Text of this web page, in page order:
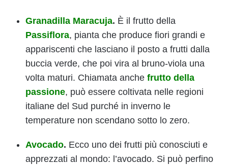
Granadilla Maracuja. È il frutto della
Passiflora, pianta che produce fiori grandi e
appariscenti che lasciano il posto a frutti dalla
buccia verde, che poi vira al bruno-viola una
volta maturi. Chiamata anche frutto della
passione, può essere coltivata nelle regioni
italiane del Sud purché in inverno le
temperature non scendano sotto lo zero.
Avocado. Ecco uno dei frutti più conosciuti e
apprezzati al mondo: l’avocado. Si può perfino